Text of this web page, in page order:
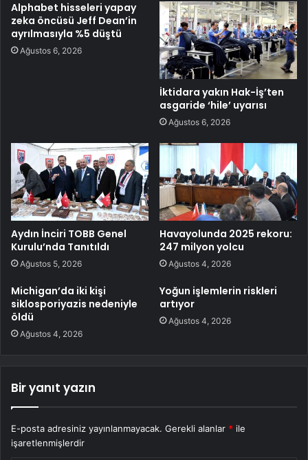
Alphabet hisseleri yapay
zeka öncüsü Jeff Dean’in
ayrılmasıyla %5 düştü
Ağustos 6, 2026
İktidara yakın Hak-İş’ten
asgaride ‘hile’ uyarısı
Ağustos 6, 2026
Aydın İnciri TOBB Genel
Kurulu’nda Tanıtıldı
Ağustos 5, 2026
Havayolunda 2025 rekoru:
247 milyon yolcu
Ağustos 4, 2026
Michigan’da iki kişi
siklosporiyazis nedeniyle
öldü
Ağustos 4, 2026
Yoğun işlemlerin riskleri
artıyor
Ağustos 4, 2026
Bir yanıt yazın
E-posta adresiniz yayınlanmayacak. Gerekli alanlar * ile
işaretlenmişlerdir